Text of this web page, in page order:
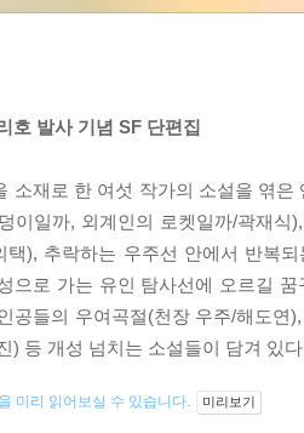
호 발사 기념 SF 단편집
소재로 한 여섯 작가의 소설을 엮은
이일까, 외계인의 로켓일까/곽재식
택), 추락하는 우주선 안에서 반복
으로 가는 유인 탐사선에 오르길
공들의 우여곡절(천장 우주/해도
) 등 개성 넘치는 소설들이 담겨 있
미리 읽어보실 수 있습니다. 미리보기